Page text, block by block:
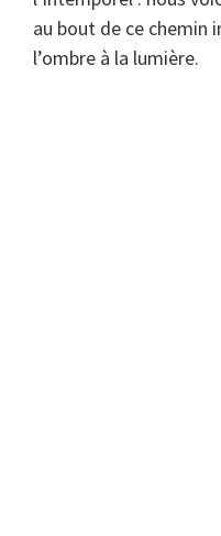
au bout de ce chemin
l’ombre à la lumière.